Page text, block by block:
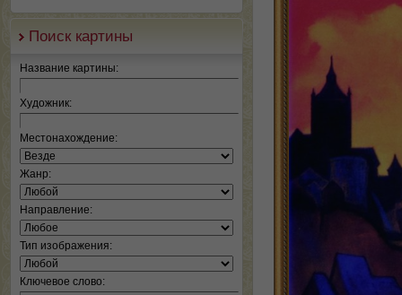
Поиск картины
Название картины:
Художник:
Местонахождение:
Жанр:
Направление:
Тип изображения:
Ключевое слово: